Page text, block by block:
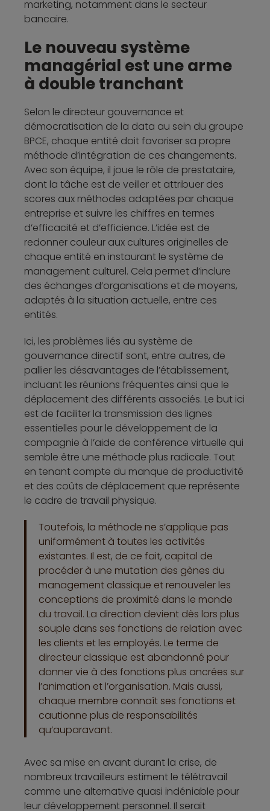
marketing, notamment dans le secteur
bancaire.
Le nouveau système
managérial est une arme
à double tranchant
Selon le directeur gouvernance et
démocratisation de la data au sein du groupe
BPCE, chaque entité doit favoriser sa propre
méthode d’intégration de ces changements.
Avec son équipe, il joue le rôle de prestataire,
dont la tâche est de veiller et attribuer des
scores aux méthodes adaptées par chaque
entreprise et suivre les chiffres en termes
d’efficacité et d’efficience. L’idée est de
redonner couleur aux cultures originelles de
chaque entité en instaurant le système de
management culturel. Cela permet d’inclure
des échanges d’organisations et de moyens,
adaptés à la situation actuelle, entre ces
entités.
Ici, les problèmes liés au système de
gouvernance directif sont, entre autres, de
pallier les désavantages de l’établissement,
incluant les réunions fréquentes ainsi que le
déplacement des différents associés. Le but ici
est de faciliter la transmission des lignes
essentielles pour le développement de la
compagnie à l’aide de conférence virtuelle qui
semble être une méthode plus radicale. Tout
en tenant compte du manque de productivité
et des coûts de déplacement que représente
le cadre de travail physique.
Toutefois, la méthode ne s’applique pas
uniformément à toutes les activités
existantes. Il est, de ce fait, capital de
procéder à une mutation des gènes du
management classique et renouveler les
conceptions de proximité dans le monde
du travail. La direction devient dès lors plus
souple dans ses fonctions de relation avec
les clients et les employés. Le terme de
directeur classique est abandonné pour
donner vie à des fonctions plus ancrées sur
l’animation et l’organisation. Mais aussi,
chaque membre connaît ses fonctions et
cautionne plus de responsabilités
qu’auparavant.
Avec sa mise en avant durant la crise, de
nombreux travailleurs estiment le télétravail
comme une alternative quasi indéniable pour
leur développement personnel. Il serait